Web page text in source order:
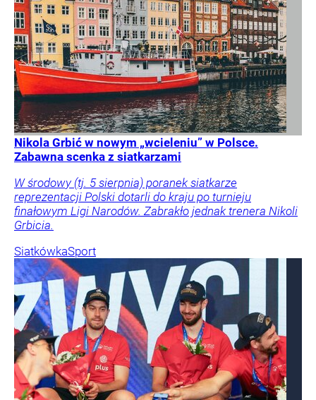
Nikola Grbić w nowym „wcieleniu” w Polsce.
Zabawna scenka z siatkarzami
W środowy (tj. 5 sierpnia) poranek siatkarze
reprezentacji Polski dotarli do kraju po turnieju
finałowym Ligi Narodów. Zabrakło jednak trenera Nikoli
Grbicia.
SiatkówkaSport